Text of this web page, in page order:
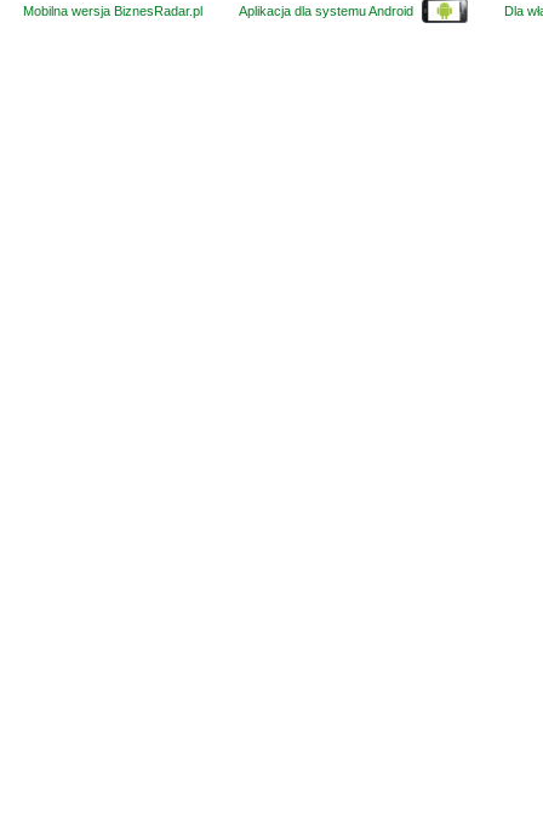
Mobilna wersja BiznesRadar.pl
Aplikacja dla systemu Android Dla